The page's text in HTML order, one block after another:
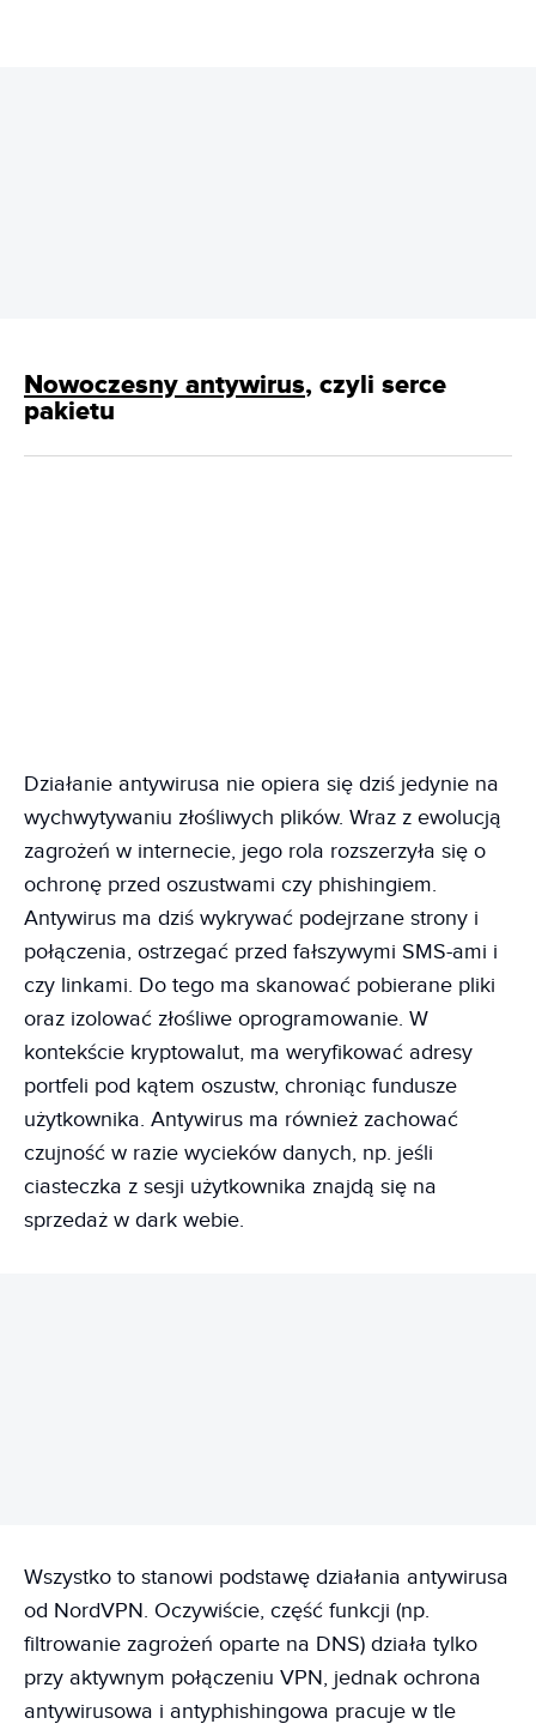
Nowoczesny antywirus, czyli serce
pakietu
Działanie antywirusa nie opiera się dziś jedynie na
wychwytywaniu złośliwych plików. Wraz z ewolucją
zagrożeń w internecie, jego rola rozszerzyła się o
ochronę przed oszustwami czy phishingiem.
Antywirus ma dziś wykrywać podejrzane strony i
połączenia, ostrzegać przed fałszywymi SMS-ami i
czy linkami. Do tego ma skanować pobierane pliki
oraz izolować złośliwe oprogramowanie. W
kontekście kryptowalut, ma weryfikować adresy
portfeli pod kątem oszustw, chroniąc fundusze
użytkownika. Antywirus ma również zachować
czujność w razie wycieków danych, np. jeśli
ciasteczka z sesji użytkownika znajdą się na
sprzedaż w dark webie.
Wszystko to stanowi podstawę działania antywirusa
od NordVPN. Oczywiście, część funkcji (np.
filtrowanie zagrożeń oparte na DNS) działa tylko
przy aktywnym połączeniu VPN, jednak ochrona
antywirusowa i antyphishingowa pracuje w tle